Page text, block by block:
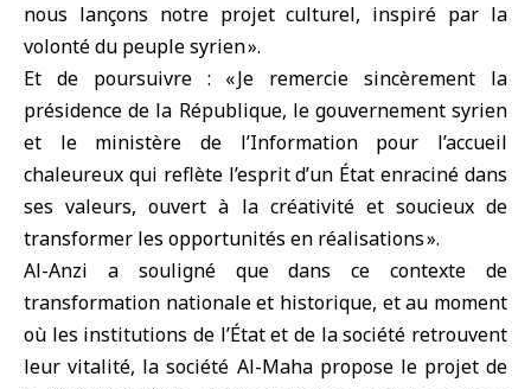
nous lançons notre projet culturel, inspiré par la
volonté du peuple syrien ».
Et de poursuivre : « Je remercie sincèrement la
présidence de la République, le gouvernement syrien
et le ministère de l’Information pour l’accueil
chaleureux qui reflète l’esprit d’un État enraciné dans
ses valeurs, ouvert à la créativité et soucieux de
transformer les opportunités en réalisations ».
Al-Anzi a souligné que dans ce contexte de
transformation nationale et historique, et au moment
où les institutions de l’État et de la société retrouvent
leur vitalité, la société Al-Maha propose le projet de